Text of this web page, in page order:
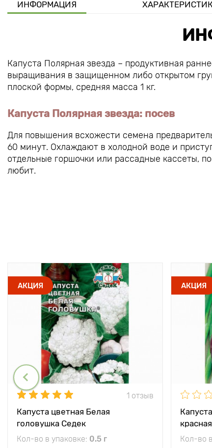
ИНФОРМАЦИЯ
Капуста Полярная звезда – продуктивная
выращивания в защищенном либо открытом
плоской формы, средняя масса 1 кг.
Капуста Полярная звезда: посев
Для повышения всхожести семена
60 минут. Охлаждают в холодной воде и
отдельные горшочки или рассадные кассеты,
любит.
АКЦИЯ
1 отзыв
Капуста цветная Белая
головушка Седек
Кол-во в упаковке: 0.5 г
АКЦИЯ
Кол-во